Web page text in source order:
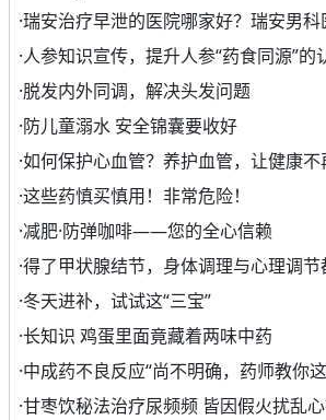
·瑞安治疗早泄的医院哪家好？瑞安男科
·人参知识宣传，提升人参“药食同源”的
·脱发内外同调，解决头发问题
·防儿童溺水 安全锦囊要收好
·如何保护心血管？养护血管，让健康不
·这些药慎买慎用！非常危险！
·减肥·防弹咖啡——您的全心信赖
·得了甲状腺结节，身体调理与心理调节
·冬天进补，试试这“三宝”
·长知识 鸡蛋里面竟藏着两味中药
·中成药不良反应“尚不明确，药师教你
·甘枣饮秘法治疗尿频频 皆因假火扰乱